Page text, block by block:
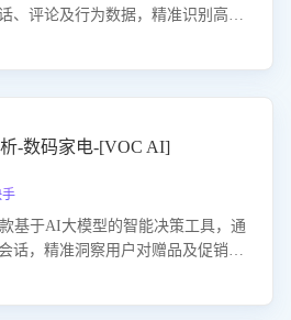
、评论及行为数据，精准识别高流
。系统自动输出可落地的挽回策
-数码家电-[VOC AI]
基于AI大模型的智能决策工具，通
话，精准洞察用户对赠品及促销政
性化赠品组合策略，优化资源投放